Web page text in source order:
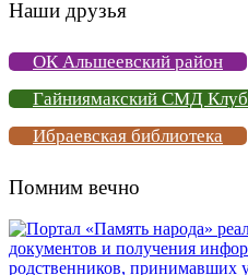
Наши друзья
ОК Альшеевский район
Гайниямакский СМД Клуб
Ибраевская библиотека
Помним вечно